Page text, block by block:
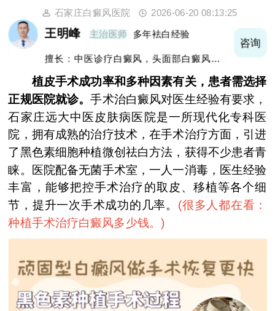
石家庄白癜风医院 2026-06-20 08:13:25
王明峰 主治医师 多年袪白经验
擅长：中医诊疗白癜风，头面部白癜风，青
咨询
植皮手术成功率和多种因素有关，患者需选择
正规医院就诊。手术治白癜风对医生经验有要求，
石家庄远大中医皮肤病医院是一所现代化专科医
院，拥有成熟的治疗技术，在手术治疗方面，引进
了黑色素细胞种植微创祛白方法，获得不少患者青
睐。医院配备无菌手术室，一人一消毒，医生经验
丰富，能够把控手术治疗的取皮、移植等各个细
节，提升一次手术成功的几率。 (很多人都在看：
种植手术治疗白癜风多少钱。 )